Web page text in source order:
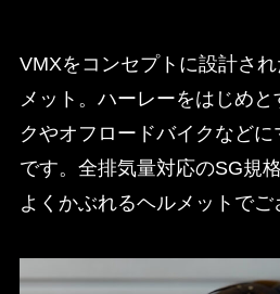
VMXをコンセプトに設計さ
メット。ハーレーをはじめ
クやオフロードバイクなど
です。全排気量対応のSG規
よくかぶれるヘルメットでご